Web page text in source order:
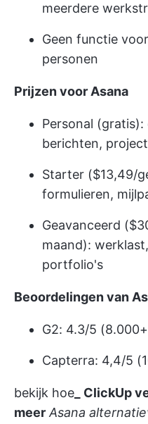
meerdere
Geen functie
personen
Prijzen voor Asana
Personal
berichten,
Starter ($13,49/
formulieren,
Geavanceerd
maand):
portfolio's
Beoordelingen van
G2: 4.3/5
Capterra: 4,4/5
bekijk hoe ClickUp
meer Asana